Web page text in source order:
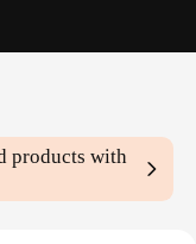
products with